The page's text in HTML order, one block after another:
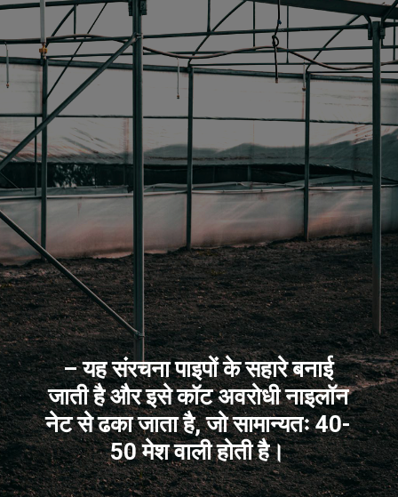
– यह संरचना पाइपों के सहारे बनाई
जाती है और इसे कॉट अवरोधी नाइलॉन
नेट से ढका जाता है, जो सामान्यतः 40-
50 मेश वाली होती है।